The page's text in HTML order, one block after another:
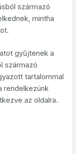
származó
mintha
gyűjtenek a
származó
tartalommal
rendelkezünk
az oldalra.